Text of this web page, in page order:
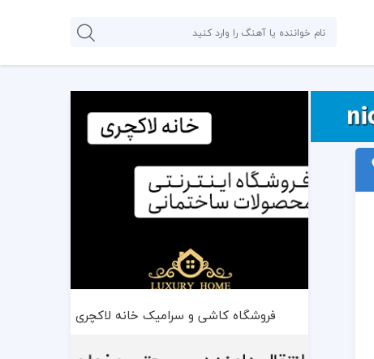
فروشگاه کاشی و سرامیک خانه لاکچری